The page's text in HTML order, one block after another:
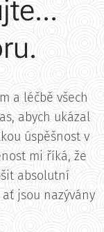
a léčbě všech
abych ukázal
úspěšnost v
mi říká, že
absolutní
jsou nazývány